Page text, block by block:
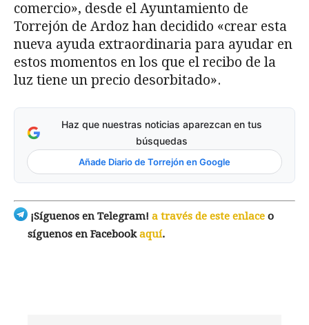
comercio», desde el Ayuntamiento de
Torrejón de Ardoz han decidido «crear esta
nueva ayuda extraordinaria para ayudar en
estos momentos en los que el recibo de la
luz tiene un precio desorbitado».
Haz que nuestras noticias aparezcan en tus
búsquedas
Añade Diario de Torrejón en Google
¡Síguenos en Telegram! a través de este enlace o
síguenos en Facebookaquí.